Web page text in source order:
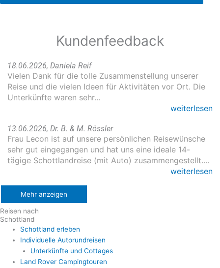
Kundenfeedback
18.06.2026, Daniela Reif
Vielen Dank für die tolle Zusammenstellung unserer
Reise und die vielen Ideen für Aktivitäten vor Ort. Die
Unterkünfte waren sehr...
weiterlesen
13.06.2026, Dr. B. & M. Rössler
Frau Lecon ist auf unsere persönlichen Reisewünsche
sehr gut eingegangen und hat uns eine ideale 14-
tägige Schottlandreise (mit Auto) zusammengestellt....
weiterlesen
Mehr anzeigen
Reisen nach
Schottland
Schottland erleben
Individuelle Autorundreisen
Unterkünfte und Cottages
Land Rover Campingtouren